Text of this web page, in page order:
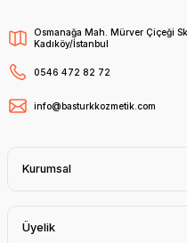
Osmanağa Mah. Mürver Çiçeği
Kadıköy/İstanbul
0546 472 82 72
info@basturkkozmetik.com
Kurumsal
Üyelik